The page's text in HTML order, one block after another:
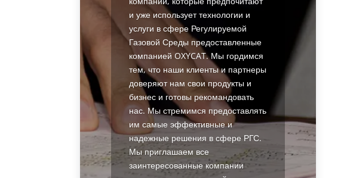
и уже использует технологии и
услуги в сфере Регулируемой
Газовой Среды предоставленные
компанией OXYCAT. Мы гордимся
тем, что наши клиенты и партнеры
доверяют нам свои продукты и
бизнес и готовы рекомандовать
нас. Мы стремимся предоставлять
им самые эффективные и
надежные решения в сфере РГС.
Мы приглашаем все
заинтересованные компании